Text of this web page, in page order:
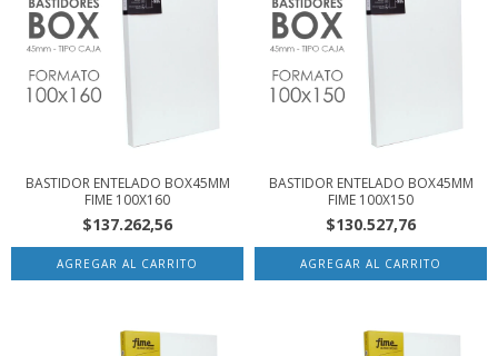
BASTIDOR ENTELADO BOX45MM
FIME 100X160
$137.262,56
BASTIDOR ENTELADO BOX45MM
FIME 100X150
$130.527,76